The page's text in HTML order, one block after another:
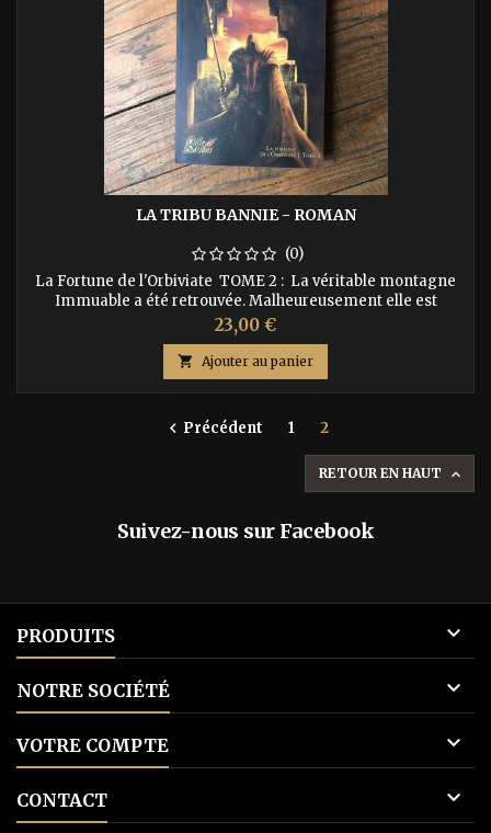
LA TRIBU BANNIE - ROMAN
(0)
La Fortune de l'Orbiviate TOME 2 : La véritable montagne
Immuable a été retrouvée. Malheureusement elle est
habitée et ses habitants n'ont pas l'air d'être prêts à la
partager ! ISBN : 9782918287049 Auteur : Roland Vartogue
Prix
23,00 €
 Ajouter au panier
 Précédent 1 2
RETOUR EN HAUT 
Suivez-nous sur Facebook
PRODUITS 
NOTRE SOCIÉTÉ 
VOTRE COMPTE 
CONTACT 